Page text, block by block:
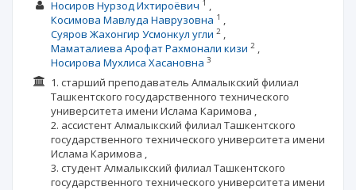
Носиров Нурзод Ихтироёвич 1
Косимова Мавлуда Наврузовна 1
Суяров Жахонгир Усмонкул угли 2
Маматалиева Арофат Рахмонали кизи 2
Носирова Мухлиса Хасановна 3
1. старший преподаватель Алмалыкский филиал
Ташкентского государственного технического
университета имени Ислама Каримова ,
2. ассистент Алмалыкский филиал Ташкентского
государственного технического университета имени
Ислама Каримова ,
3. студент Алмалыкский филиал Ташкентского
государственного технического университета имени